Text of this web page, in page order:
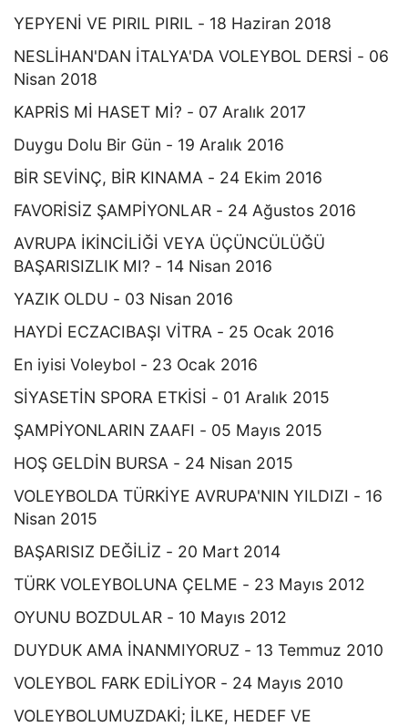
YEPYENİ VE PIRIL PIRIL - 18 Haziran 2018
NESLİHAN'DAN İTALYA'DA VOLEYBOL DERSİ - 06
Nisan 2018
KAPRİS Mİ HASET Mİ? - 07 Aralık 2017
Duygu Dolu Bir Gün - 19 Aralık 2016
BİR SEVİNÇ, BİR KINAMA - 24 Ekim 2016
FAVORİSİZ ŞAMPİYONLAR - 24 Ağustos 2016
AVRUPA İKİNCİLİĞİ VEYA ÜÇÜNCÜLÜĞÜ
BAŞARISIZLIK MI? - 14 Nisan 2016
YAZIK OLDU - 03 Nisan 2016
HAYDİ ECZACIBAŞI VİTRA - 25 Ocak 2016
En iyisi Voleybol - 23 Ocak 2016
SİYASETİN SPORA ETKİSİ - 01 Aralık 2015
ŞAMPİYONLARIN ZAAFI - 05 Mayıs 2015
HOŞ GELDİN BURSA - 24 Nisan 2015
VOLEYBOLDA TÜRKİYE AVRUPA'NIN YILDIZI - 16
Nisan 2015
BAŞARISIZ DEĞİLİZ - 20 Mart 2014
TÜRK VOLEYBOLUNA ÇELME - 23 Mayıs 2012
OYUNU BOZDULAR - 10 Mayıs 2012
DUYDUK AMA İNANMIYORUZ - 13 Temmuz 2010
VOLEYBOL FARK EDİLİYOR - 24 Mayıs 2010
VOLEYBOLUMUZDAKİ; İLKE, HEDEF VE